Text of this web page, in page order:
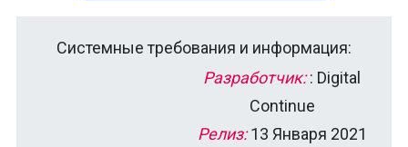
Системные требования и информация:
Разработчик:: Digital
Continue
Релиз:13 Января 2021